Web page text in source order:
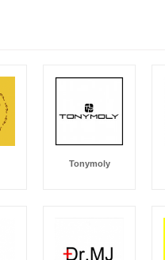
Tonymoly